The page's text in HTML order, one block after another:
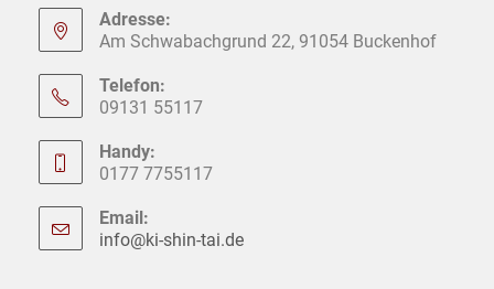
Adresse:
Am Schwabachgrund 22, 91054 Buckenhof
Telefon:
09131 55117
Handy:
0177 7755117
Email:
info@ki-shin-tai.deOpens